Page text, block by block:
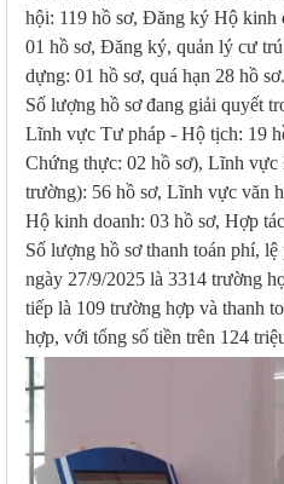
hội: 119 hồ sơ, Đăng ký Hộ kinh
01 hồ sơ, Đăng ký, quản lý cư
dựng: 01 hồ sơ, quá hạn 28 hồ sơ.
Số lượng hồ sơ đang giải quyết
Lĩnh vực Tư pháp - Hộ tịch: 19
Chứng thực: 02 hồ sơ), Lĩnh
trường): 56 hồ sơ, Lĩnh vực văn
Hộ kinh doanh: 03 hồ sơ, Hợp
Số lượng hồ sơ thanh toán phí,
ngày 27/9/2025 là 3314 trường
tiếp là 109 trường hợp và thanh
hợp, với tổng số tiền trên 124